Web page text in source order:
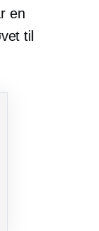
en
til